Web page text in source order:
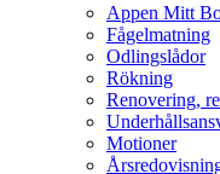
Appen Mitt
Fågelmatning
Odlingslådor
Rökning
Renovering,
Motioner